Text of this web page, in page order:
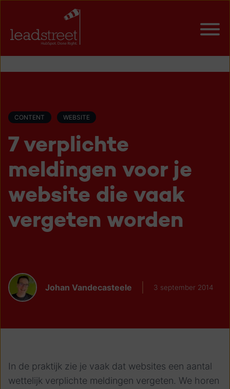
CONTENT WEBSITE
7 verplichte
meldingen voor je
website die vaak
vergeten worden
Johan Vandecasteele 3 september 2014
In de praktijk zie je vaak dat websites een aantal
wettelijk verplichte meldingen vergeten. We horen